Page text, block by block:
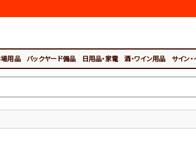
場用品 バックヤード備品 日用品・家電 酒・ワイン用品 サイン